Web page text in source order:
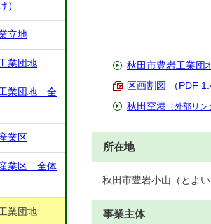
秋田市豊岩工業
区画割図 （PDF
秋田空港 （外部リン
所在地
秋田市豊岩小山（とよい
事業主体
）
立地
業団地
業団地 全
業区
業区 全体
業団地